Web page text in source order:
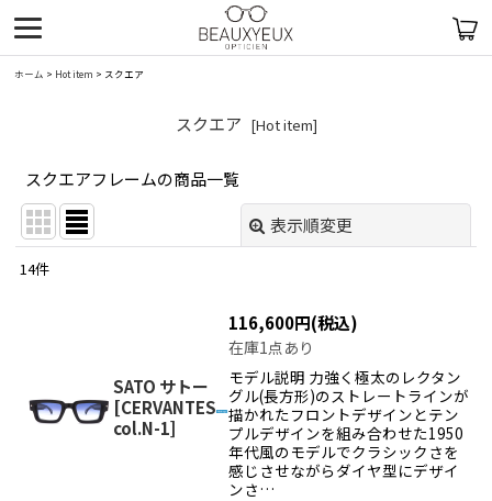
ホーム > Hot item > スクエア
スクエア [Hot item]
スクエアフレームの商品一覧
表示順変更
絞り込む
14件
SATO サトー
[CERVANTES
col.N-1]
116,600円(税込)
在庫1点あり
モデル説明 力強く極太のレクタン
グル(長方形)のストレートラインが
描かれたフロントデザインとテン
プルデザインを組み合わせた1950
年代風のモデルでクラシックさを
感じさせながらダイヤ型にデザイ
ンさ…